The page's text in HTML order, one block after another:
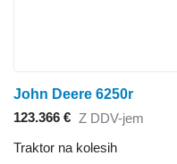
John Deere 6250r
123.366 € Z DDV-jem
Traktor na kolesih